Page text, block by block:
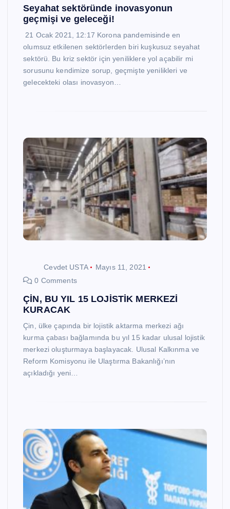
Seyahat sektöründe inovasyonun
geçmişi ve geleceği!
21 Ocak 2021, 12:17 Korona pandemisinde en
olumsuz etkilenen sektörlerden biri kuşkusuz seyahat
sektörü. Bu kriz sektör için yeniliklere yol açabilir mi
sorusunu kendimize sorup, geçmişte yenilikleri ve
gelecekteki olası inovasyon…
Cevdet USTA
Mayıs 11, 2021
0 Comments
ÇİN, BU YIL 15 LOJİSTİK MERKEZİ
KURACAK
Çin, ülke çapında bir lojistik aktarma merkezi ağı
kurma çabası bağlamında bu yıl 15 kadar ulusal lojistik
merkezi oluşturmaya başlayacak. Ulusal Kalkınma ve
Reform Komisyonu ile Ulaştırma Bakanlığı’nın
açıkladığı yeni…